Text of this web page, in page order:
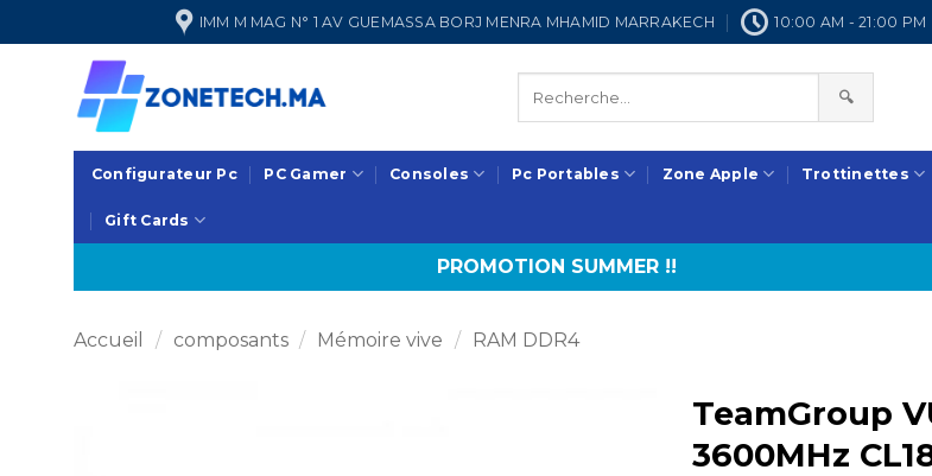
au
IMM M MAG N° 1 AV GUEMASSA BORJ MENRA MHAMID MARRAKECH 10:00 AM - 21:00 PM
🔍
Configurateur Pc PC Gamer Consoles Pc Portables Zone Apple Trottinettes
Gift Cards
PROMOTION SUMMER !!
Accueil / composants / Mémoire vive / RAM DDR4
TeamGroup
3600MHz